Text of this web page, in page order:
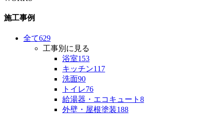
施工事例
全て629
工事別に見る
浴室153
キッチン117
洗面90
トイレ76
給湯器・エコキュート 8
外壁・屋根塗装188